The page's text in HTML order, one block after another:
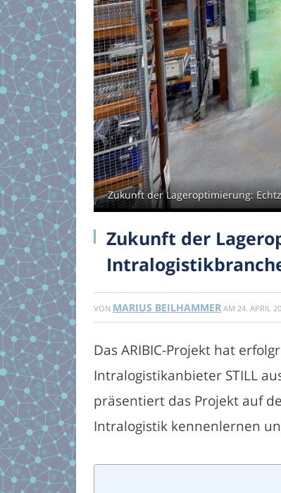
Zukunft der Lageroptimierung:
Zukunft der
VON MARIUS BEILHAMMER AM 24. APRIL
Das ARIBIC-Projekt hat
Intralogistikanbieter STILL
präsentiert das Projekt auf
Intralogistik kennenlernen